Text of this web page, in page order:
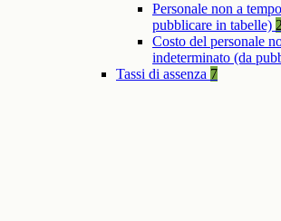
Personale non a
pubblicare in tabelle) 2
Costo del personale
indeterminato (da
Tassi di assenza 7